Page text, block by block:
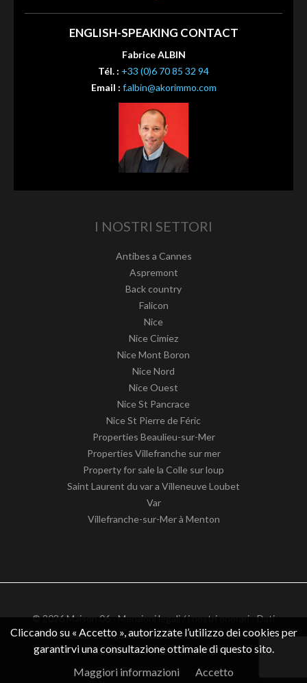
ENGLISH-SPEAKING CONTACT
Fabrice ALBIN
Tél. : +33 (0)6 70 85 32 94
Email : f.albin@akorimmo.com
I NOSTRI SETTORI
Antibes a Cannes
Aspremont
Back country
Falicon
Nice
Nice Cimiez
Nice Mont Boron
Nice Nord
Nice Ouest
Nice St Pancrace
Nice St Pierre de Féric
Properties Beaulieu-sur-Mer
Properties Villefranche sur mer
Property for sale la Colle sur loup
Saint Laurent du var a Villeneuve Loubet
Var
Villefranche-sur-Mer à Menton
© 2026 Maison 06 -Menzioni legali / i nostri onorari-Dati
personali– Design byapimo™ Software immobiliare
Partita IVA: FR62511186363
Cliccando su « Accetto », autorizzate l’utilizzo dei cookies per
garantirvi una consultazione ottimale di questo sito.
Maggiori informazioni
Accetto